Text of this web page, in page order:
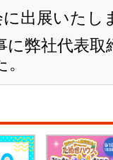
出展いたし
弊社代表取